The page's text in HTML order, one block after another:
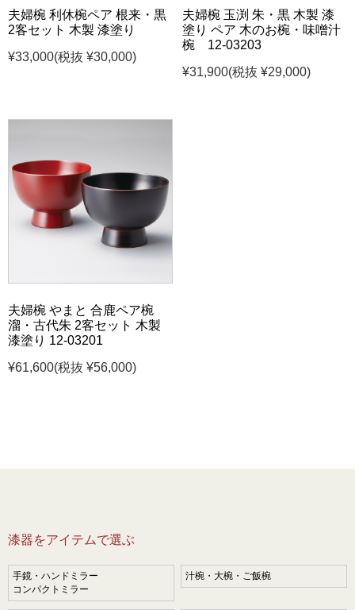
夫婦椀 利休椀ペア 根来・黒
2客セット 木製 漆塗り
¥33,000(税抜 ¥30,000)
夫婦椀 玉渕 朱・黒 木製 漆
塗り ペア 木のお椀・味噌汁
椀 12-03203
¥31,900(税抜 ¥29,000)
夫婦椀 やまと 合鹿ペア椀
溜・古代朱 2客セット 木製
漆塗り 12-03201
¥61,600(税抜 ¥56,000)
漆器をアイテムで選ぶ
手鏡・ハンドミラー
コンパクトミラー
汁椀・大椀・ご飯椀